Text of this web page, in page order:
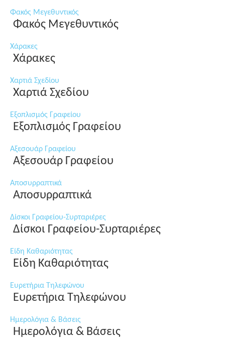
Φακός Μεγεθυντικός
Φακός Μεγεθυντικός
Χάρακες
Χάρακες
Χαρτιά Σχεδίου
Χαρτιά Σχεδίου
Εξοπλισμός Γραφείου
Εξοπλισμός Γραφείου
Αξεσουάρ Γραφείου
Αξεσουάρ Γραφείου
Αποσυρραπτικά
Αποσυρραπτικά
Δίσκοι Γραφείου-Συρταριέρες
Δίσκοι Γραφείου-Συρταριέρες
Είδη Καθαριότητας
Είδη Καθαριότητας
Ευρετήρια Τηλεφώνου
Ευρετήρια Τηλεφώνου
Ημερολόγια & Βάσεις
Ημερολόγια & Βάσεις